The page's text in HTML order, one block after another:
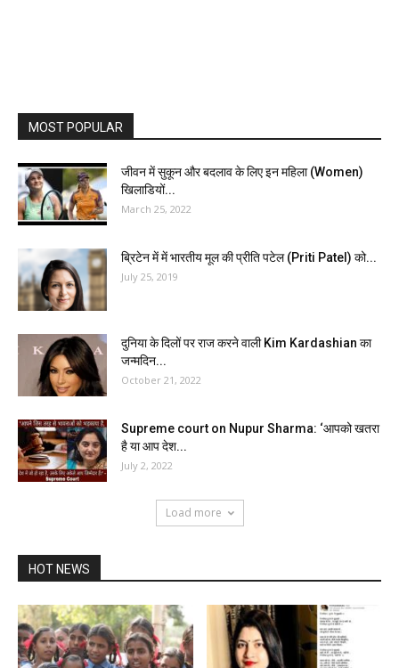
MOST POPULAR
जीवन में सुकून और बदलाव के लिए इन महिला (Women)
खिलाडियों...
March 25, 2022
ब्रिटेन में में भारतीय मूल की प्रीति पटेल (Priti Patel) को...
July 25, 2019
दुनिया के दिलों पर राज करने वाली Kim Kardashian का
जन्मदिन...
October 21, 2022
Supreme court on Nupur Sharma: ‘आपको खतरा
है या आप देश...
July 2, 2022
Load more
HOT NEWS